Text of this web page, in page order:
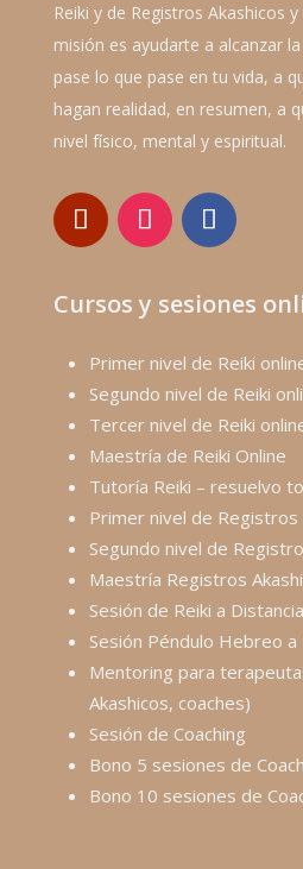
Reiki y de Registros Akashicos
misión es ayudarte a alcanzar
pase lo que pase en tu vida, a
hagan realidad, en resumen, a
nivel físico, mental y espiritual.
Cursos y sesiones
Primer nivel de Reiki
Segundo nivel de Reiki
Tercer nivel de Reiki
Maestría de Reiki Online
Tutoría Reiki – resuelvo
Primer nivel de Registros
Segundo nivel de
Maestría Registros
Sesión de Reiki a Distancia
Sesión Péndulo Hebreo a
Mentoring para
Akashicos, coaches)
Sesión de Coaching
Bono 5 sesiones de
Bono 10 sesiones de